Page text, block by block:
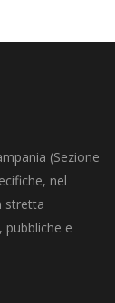
(Sezione
nel
stretta
pubbliche e